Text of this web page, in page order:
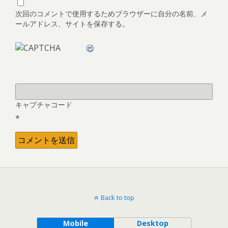
次回のコメントで使用するためブラウザーに自分の名前、メ
ールアドレス、サイトを保存する。
キャプチャコード
*
Back to top
Mobile Desktop